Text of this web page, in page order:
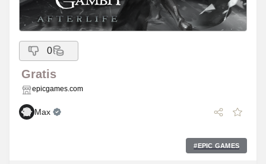
0
Gratis
epicgames.com
Max
# EPIC GAMES